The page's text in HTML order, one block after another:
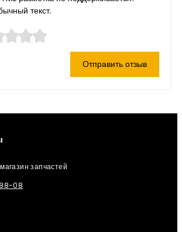
текст.
Отправить отзыв
запчастей
08